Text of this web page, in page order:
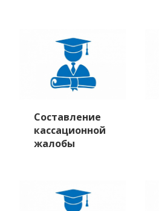
Составление
кассационной
жалобы